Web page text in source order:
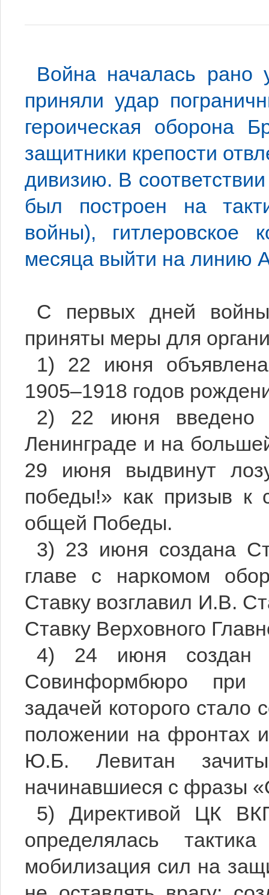
Война началась
приняли удар
героическая оборона
защитники крепости
дивизию. В
был построен на
войны), гитлеровское
месяца выйти на линию
С первых дней войны
приняты меры для
1) 22 июня
1905–1918 годов
2) 22 июня введено
Ленинграде и на
29 июня выдвинут
победы!» как призыв к
общей Победы.
3) 23 июня создана
главе с наркомом
Ставку возглавил И.В.
Ставку Верховного
4) 24 июня создан
Совинформбюро при
задачей которого стало
положении на фронтах
Ю.Б. Левитан
начинавшиеся с фразы
5) Директивой ЦК
определялась
мобилизация сил на